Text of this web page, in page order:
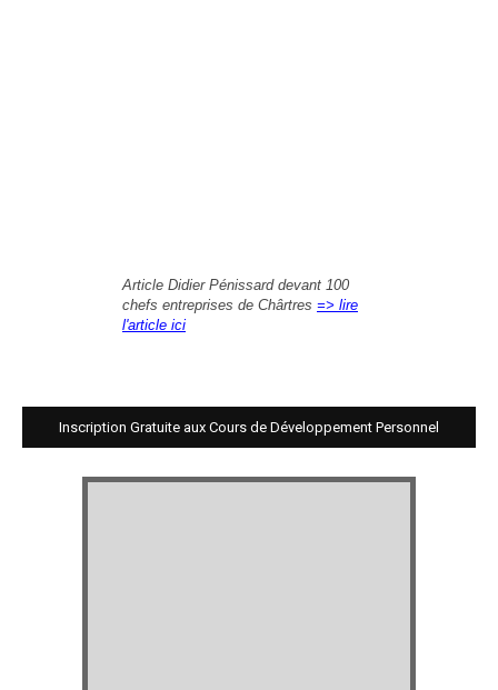
Article Didier Pénissard devant 100
chefs entreprises de Chârtres => lire
l'article ici
Inscription Gratuite aux Cours de Développement Personnel